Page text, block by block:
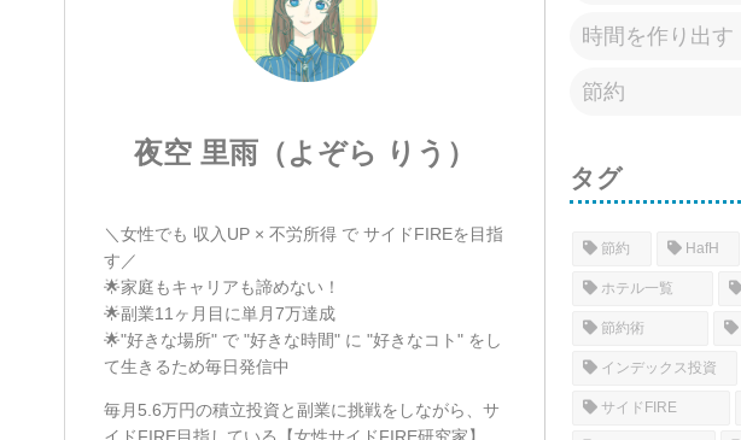
夜空 里雨（よぞら りう）
＼女性でも 収入UP × 不労所得 で サイドFIREを目指
す／
🌟家庭もキャリアも諦めない！
🌟副業11ヶ月目に単月7万達成
🌟"好きな場所" で "好きな時間" に "好きなコト" をし
て生きるため毎日発信中
毎月5.6万円の積立投資と副業に挑戦をしながら、サ
イドFIRE目指している【女性サイドFIRE研究家】
時間を作り出す
節約
タグ
節約 HafH
ホテル一覧
節約術
インデックス投資
サイドFIRE